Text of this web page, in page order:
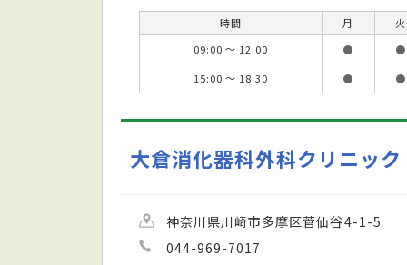
時間 月 火
09:00 ～ 12:00
● ●
15:00 ～ 18:30
● ●
大倉消化器科外科クリニック
神奈川県川崎市多摩区菅仙谷4-1-5
044-969-7017